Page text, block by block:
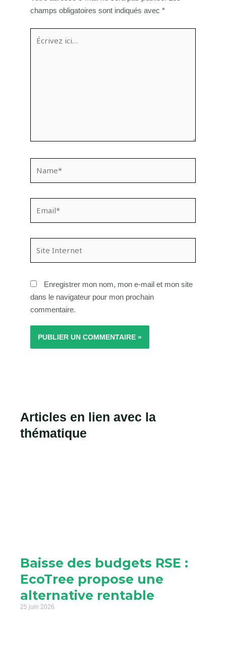
champs obligatoires sont indiqués avec *
Enregistrer mon nom, mon e-mail et mon site
dans le navigateur pour mon prochain
commentaire.
Articles en lien avec la
thématique
Baisse des budgets RSE :
EcoTree propose une
alternative rentable
25 juin 2026